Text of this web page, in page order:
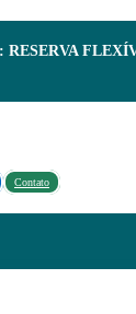
Contato